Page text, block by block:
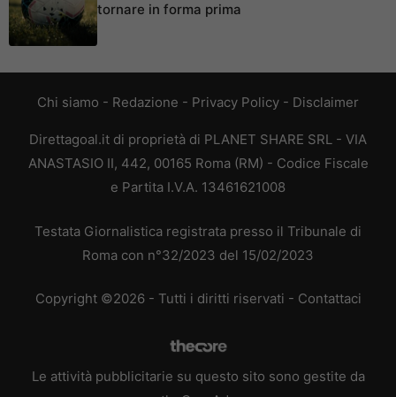
tornare in forma prima
Chi siamo - Redazione - Privacy Policy - Disclaimer
Direttagoal.it di proprietà di PLANET SHARE SRL - VIA
ANASTASIO II, 442, 00165 Roma (RM) - Codice Fiscale
e Partita I.V.A. 13461621008
Testata Giornalistica registrata presso il Tribunale di
Roma con n°32/2023 del 15/02/2023
Copyright ©2026 - Tutti i diritti riservati - Contattaci
Le attività pubblicitarie su questo sito sono gestite da